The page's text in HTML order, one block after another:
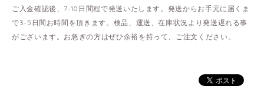
ご入金確認後、7-10日間程で発送いたします。発送からお手元に届くま
で3-5日間お時間を頂きます。検品、運送、在庫状況より発送遅れる事
がございます。お急ぎの方はぜひ余裕を持って、ご注文ください。